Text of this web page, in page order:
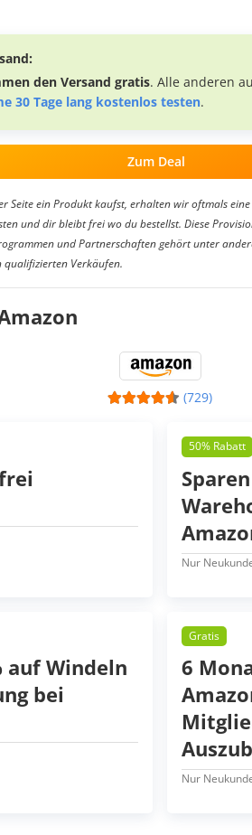
den Versand gratis. Alle anderen
30 Tage lang kostenlos testen.
Zum Deal
Seite ein Produkt kaufst, erhalten wir oftmals
und dir bleibt frei wo du bestellst. Diese
und Partnerschaften gehört unter
Verkäufen.
(729)
50% Rabatt
Nur
auf Windeln
bei
Gratis
6
Nur